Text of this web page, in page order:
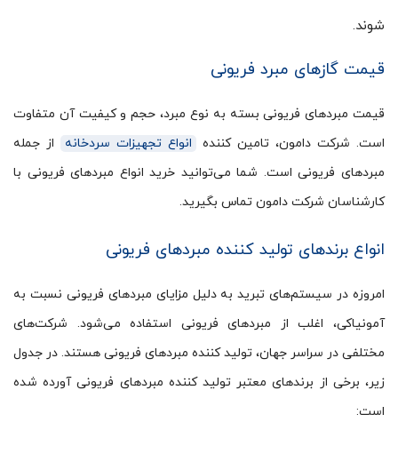
شوند.
قیمت گازهای مبرد فریونی
قیمت مبردهای فریونی بسته به نوع مبرد، حجم و کیفیت آن متفاوت
است. شرکت دامون، تامین کننده
انواع تجهیزات سردخانه
از جمله
مبردهای فریونی است. شما می‌توانید خرید انواع مبردهای فریونی با
کارشناسان شرکت دامون تماس بگیرید.
انواع برندهای تولید کننده مبردهای فریونی
امروزه در سیستم‌های تبرید به دلیل مزایای مبردهای فریونی نسبت به
آمونیاکی، اغلب از مبردهای فریونی استفاده می‌شود. شرکت‌های
مختلفی در سراسر جهان، تولید کننده مبردهای فریونی هستند. در جدول
زیر، برخی از برندهای معتبر تولید کننده مبردهای فریونی آورده شده
است: